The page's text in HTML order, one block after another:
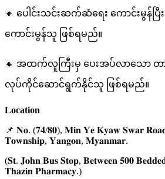
🔸 ပေါင်းသင်းဆက်ဆံရေး ကောင်းမွန်ပ
ကောင်းမွန်သူ ဖြစ်ရမည်။
🔸 အထက်လူကြီးမှ ပေးအပ်လာသော တာ
လုပ်ကိုင်ဆောင်ရွက်နိုင်သူ ဖြစ်ရမည်။
Location
📌 𝐍𝐨. (𝟕𝟒/𝟖𝟎), 𝐌𝐢𝐧 𝐘𝐞 𝐊𝐲𝐚𝐰 𝐒𝐰𝐚𝐫
𝐓𝐨𝐰𝐧𝐬𝐡𝐢𝐩, 𝐘𝐚𝐧𝐠𝐨𝐧, 𝐌𝐲𝐚𝐧𝐦𝐚𝐫.
(𝐒𝐭. 𝐉𝐨𝐡𝐧 𝐁𝐮𝐬 𝐒𝐭𝐨𝐩, 𝐁𝐞𝐭𝐰𝐞𝐞𝐧 𝟓𝟎𝟎
𝐓𝐡𝐚𝐳𝐢𝐧 𝐏𝐡𝐚𝐫𝐦𝐚𝐜𝐲.)